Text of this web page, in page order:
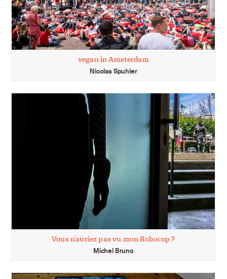
vegan in Amsterdam
Nicolas Spuhler
Vous n’auriez pas vu mon Robocop ?
Michel Bruno